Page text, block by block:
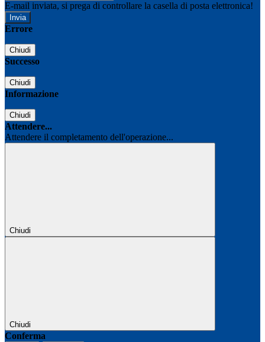
E-mail inviata, si prega di controllare la casella di posta elettronica!
Errore
Chiudi
Successo
Chiudi
Informazione
Chiudi
Attendere...
Attendere il completamento dell'operazione...
Chiudi
Chiudi
Conferma